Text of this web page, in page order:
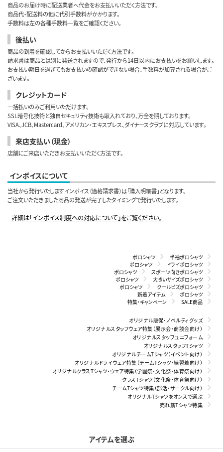
商品のお届け時に配送業者へ代金をお支払いいただく方法です。
商品代・配送料の他に代引手数料がかかります。
手数料は左の各種手数料一覧をご確認ください。
後払い
商品の到着を確認してからお支払いいただく方法です。
請求書は商品とは別に発送されますので、発行から14日以内にお支払いをお願いします。
お支払い期日を過ぎてもお支払いの確認ができない場合、手数料が加算される場合がご
ざいます。
クレジットカード
一括払いのみご利用いただけます。
SSL暗号化技術と独自セキュリティ技術も取入れており、万全を期しております。
VISA、JCB、Mastercard、アメリカン・エキスプレス、ダイナースクラブに対応しています。
来店支払い（現金）
店舗にご来店いただきお支払いいただく方法です。
インボイスについて
当社から発行いたしますインボイス（適格請求書）は「購入明細書」となります。
ご注文いただきました商品の発送が完了したタイミングで発行いたします。
詳細は「インボイス制度への対応について」をご覧ください。
ポロシャツ
半袖ポロシャツ
ポロシャツ
ドライポロシャツ
ポロシャツ
スポーツ向きポロシャツ
ポロシャツ
大きいサイズポロシャツ
ポロシャツ
クールビズポロシャツ
新着アイテム
ポロシャツ
特集・キャンペーン
SALE商品
オリジナル販促・ノベルティグッズ
オリジナルスタッフウェア特集（展示会・商談会向け）
オリジナルスタッフユニフォーム
オリジナルスタッフTシャツ
オリジナルチームTシャツ（イベント向け）
オリジナルドライウェア特集（チームTシャツ・練習着向け）
オリジナルクラスTシャツ・ウェア特集（学園祭・文化祭・体育祭向け）
クラスTシャツ（文化祭・体育祭向け）
チームTシャツ特集（部活・サークル向け）
オリジナルTシャツをオンスで選ぶ
売れ筋Tシャツ特集
アイテムを選ぶ